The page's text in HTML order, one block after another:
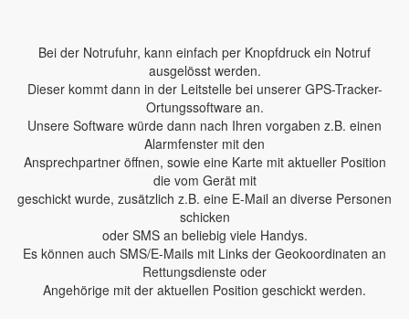
Bei der Notrufuhr, kann einfach per Knopfdruck ein Notruf
ausgelösst werden.
Dieser kommt dann in der Leitstelle bei unserer GPS-Tracker-
Ortungssoftware an.
Unsere Software würde dann nach Ihren vorgaben z.B. einen
Alarmfenster mit den
Ansprechpartner öffnen, sowie eine Karte mit aktueller Position
die vom Gerät mit
geschickt wurde, zusätzlich z.B. eine E-Mail an diverse Personen
schicken
oder SMS an beliebig viele Handys.
Es können auch SMS/E-Mails mit Links der Geokoordinaten an
Rettungsdienste oder
Angehörige mit der aktuellen Position geschickt werden.